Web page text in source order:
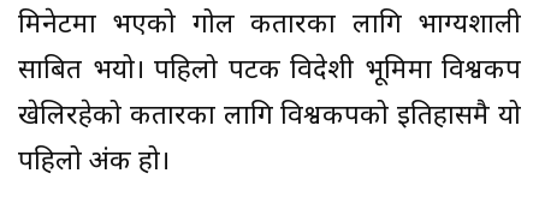
मिनेटमा भएको गोल कतारका लागि भाग्यशाली
साबित भयो। पहिलो पटक विदेशी भूमिमा विश्वकप
खेलिरहेको कतारका लागि विश्वकपको इतिहासमै यो
पहिलो अंक हो।